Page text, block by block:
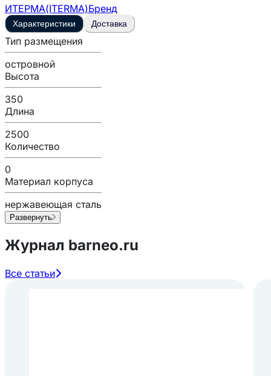
ИТЕРМА(ITERMA)Бренд
Характеристики Доставка
Тип размещения
островной
Высота
350
Длина
2500
Количество
0
Материал корпуса
нержавеющая сталь
Развернуть
Журнал barneo.ru
Все статьи